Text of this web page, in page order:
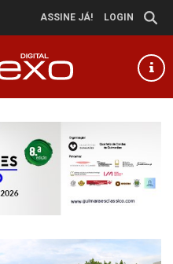
ASSINE JÁ! LOGIN